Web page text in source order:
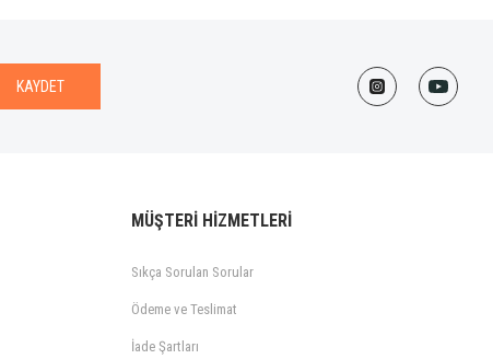
KAYDET
MÜŞTERİ HİZMETLERİ
Sıkça Sorulan Sorular
Ödeme ve Teslimat
İade Şartları